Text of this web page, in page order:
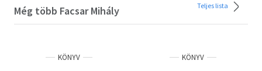
Még több Facsar Mihály Teljes lista
KÖNYV KÖNYV